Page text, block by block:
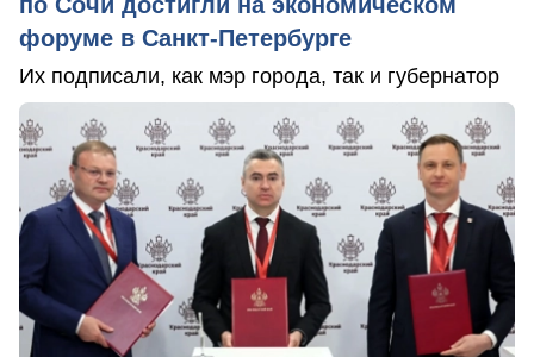
форуме в Санкт-Петербурге
Их подписали, как мэр города, так и губернатор